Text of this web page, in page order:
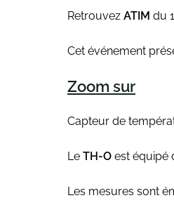
Retrouvez ATIM du
Cet événement
Zoom sur
Capteur de
Le TH-O est équipé
Les mesures sont